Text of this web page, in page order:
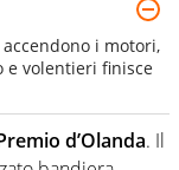
i motori,
e volentieri finisce
d’Olanda. Il